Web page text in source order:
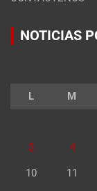
NOTICIAS
L M
3 4
10 11